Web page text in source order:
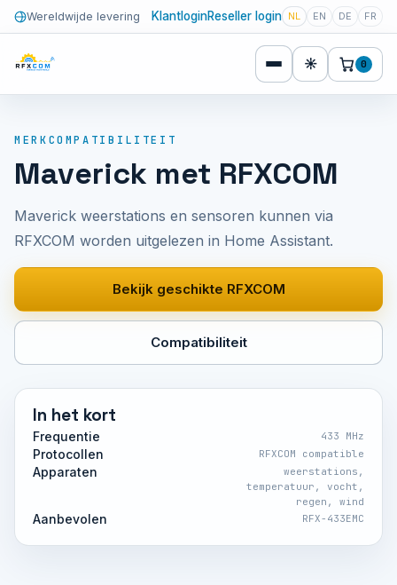
Wereldwijde levering KlantloginReseller login NL EN DE FR
☀ 0
MERKCOMPATIBILITEIT
Maverick met RFXCOM
Maverick weerstations en sensoren kunnen via
RFXCOM worden uitgelezen in Home Assistant.
Bekijk geschikte RFXCOM
Compatibiliteit
In het kort
Frequentie 433 MHz
Protocollen RFXCOM compatible
Apparaten
weerstations,
temperatuur, vocht,
regen, wind
Aanbevolen RFX-433EMC